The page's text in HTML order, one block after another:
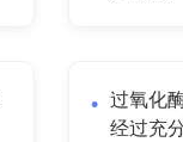
过氧化
经过充